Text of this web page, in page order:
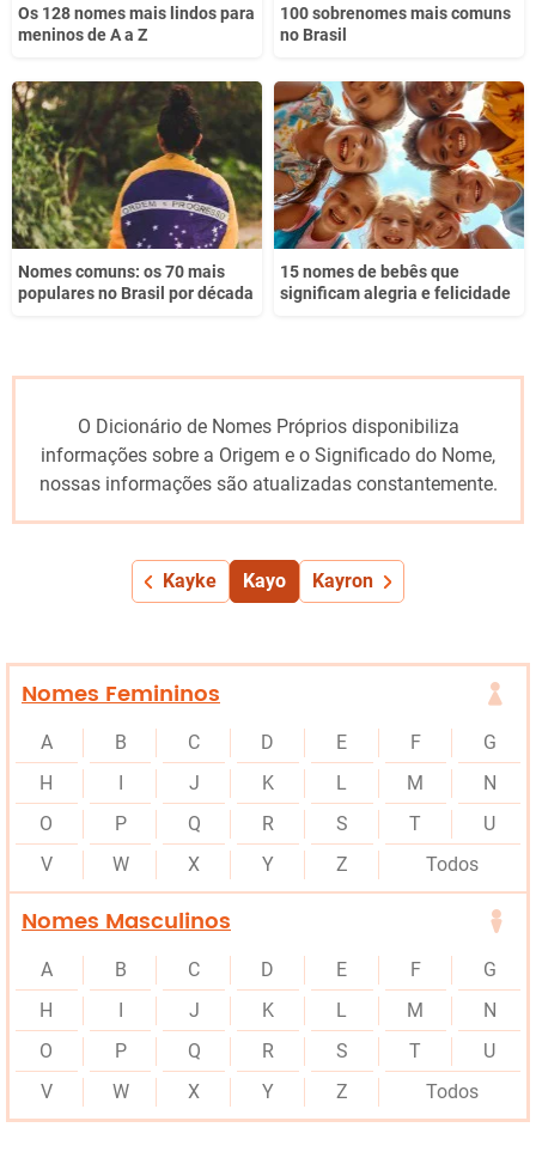
Os 128 nomes mais lindos para
meninos de A a Z
100 sobrenomes mais comuns
no Brasil
Nomes comuns: os 70 mais
populares no Brasil por década
15 nomes de bebês que
significam alegria e felicidade
O Dicionário de Nomes Próprios disponibiliza
informações sobre a Origem e o Significado do Nome,
nossas informações são atualizadas constantemente.
Kayke Kayo Kayron
Nomes Femininos
A B C D E F
G
H
I J K L M
N
O
P Q R S T
U
V
W X Y Z Todos
Nomes Masculinos
A B C D E F
G
H
I J K L M
N
O
P Q R S T
U
V
W X Y Z Todos